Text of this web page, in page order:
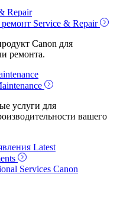
Repair
Service & Repair
Canon для
ремонта.
услуги для
вашего
Latest
Services Canon